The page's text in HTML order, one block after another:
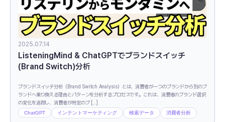
2025.07.14
ListeningMind & ChatGPTでブランドスイッチ
(Brand Switch)分析
ブランドスイッチ分析（Brand Switch Analysis）とは、消費者が一つのブランドから別のブ
ランドへ乗り換える理由とパターンを分析するプロセスです。これは、消費者のブランド選択
の変化を追跡し、消費者が特定のブ […]
ChatGPT インテントマーケティング 検索データ 消費者分析